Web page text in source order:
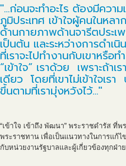
"...ก่อนจะทำอะไร ต้องมีความ
ภูมิประเทศ เข้าใจผู้คนในห
ด้านกายภาพด้านจารีตประ
เป็นต้น และระหว่างการดำเ
ที่เราจะไปทำงานกับเขาหรือท
“เข้าใจ” เราด้วย เพราะถ้าเ
เดียว โดยที่เขาไม่เข้าใจเรา
ขึ้นตามที่เรามุ่งหวังไว้..."
“เข้าใจ เข้าถึง พัฒนา” พระราชดำรัส ที่
พระราชทาน เพื่อเป็นแนวทางในการแก้
กับหน่วยงานรัฐบาลและผู้เกี่ยวข้องทุกฝ่า